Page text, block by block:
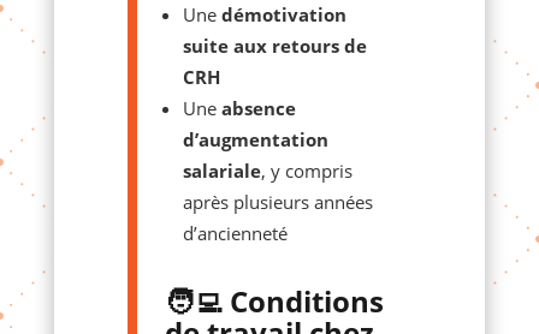
Une démotivation
suite aux retours de
CRH
Une absence
d’augmentation
salariale, y compris
après plusieurs années
d’ancienneté
🧑‍💻 Conditions